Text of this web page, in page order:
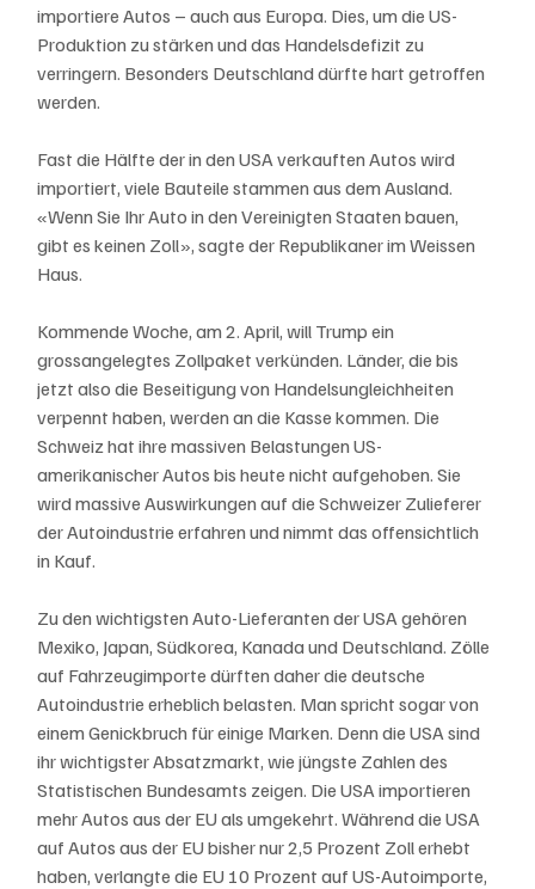
importiere Autos – auch aus Europa. Dies, um die US-
Produktion zu stärken und das Handelsdefizit zu
verringern. Besonders Deutschland dürfte hart getroffen
werden.
Fast die Hälfte der in den USA verkauften Autos wird
importiert, viele Bauteile stammen aus dem Ausland.
«Wenn Sie Ihr Auto in den Vereinigten Staaten bauen,
gibt es keinen Zoll», sagte der Republikaner im Weissen
Haus.
Kommende Woche, am 2. April, will Trump ein
grossangelegtes Zollpaket verkünden. Länder, die bis
jetzt also die Beseitigung von Handelsungleichheiten
verpennt haben, werden an die Kasse kommen. Die
Schweiz hat ihre massiven Belastungen US-
amerikanischer Autos bis heute nicht aufgehoben. Sie
wird massive Auswirkungen auf die Schweizer Zulieferer
der Autoindustrie erfahren und nimmt das offensichtlich
in Kauf.
Zu den wichtigsten Auto-Lieferanten der USA gehören
Mexiko, Japan, Südkorea, Kanada und Deutschland. Zölle
auf Fahrzeugimporte dürften daher die deutsche
Autoindustrie erheblich belasten. Man spricht sogar von
einem Genickbruch für einige Marken. Denn die USA sind
ihr wichtigster Absatzmarkt, wie jüngste Zahlen des
Statistischen Bundesamts zeigen. Die USA importieren
mehr Autos aus der EU als umgekehrt. Während die USA
auf Autos aus der EU bisher nur 2,5 Prozent Zoll erhebt
haben, verlangte die EU 10 Prozent auf US-Autoimporte,